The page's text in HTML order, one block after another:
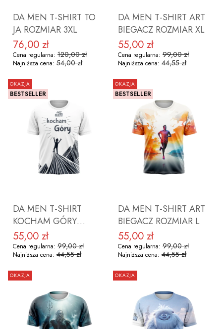
DA MEN T-SHIRT TO
JA ROZMIAR 3XL
Cena promocyjna
76,00 zł
Cena regularna: 120,00 zł
Najniższa cena: 54,00 zł
DO KOSZYKA
DA MEN T-SHIRT ART
BIEGACZ ROZMIAR XL
Cena promocyjna
55,00 zł
Cena regularna: 99,00 zł
Najniższa cena: 44,55 zł
DO KOSZYKA
OKAZJA
BESTSELLER
DA MEN T-SHIRT
KOCHAM GÓRY
(BIAŁA) ROZMIAR L
Cena promocyjna
55,00 zł
Cena regularna: 99,00 zł
Najniższa cena: 44,55 zł
OKAZJA
BESTSELLER
DA MEN T-SHIRT ART
BIEGACZ ROZMIAR L
Cena promocyjna
55,00 zł
Cena regularna: 99,00 zł
Najniższa cena: 44,55 zł
OKAZJA OKAZJA